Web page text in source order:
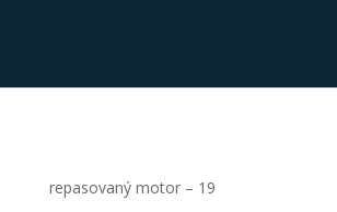
repasovaný motor – 19